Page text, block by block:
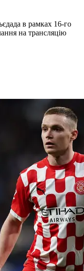
в рамках 16-го
на трансляцію